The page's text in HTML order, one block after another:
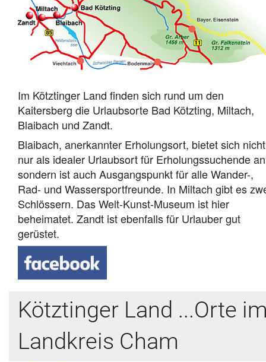
Im Kötztinger Land finden sich rund um den
Kaitersberg die Urlaubsorte Bad Kötzting, Miltach,
Blaibach und Zandt.
Blaibach, anerkannter Erholungsort, bietet sich nicht
nur als idealer Urlaubsort für Erholungssuchende
sondern ist auch Ausgangspunkt für alle Wander-,
Rad- und Wassersportfreunde. In Miltach gibt es
Schlössern. Das Welt-Kunst-Museum ist hier
beheimatet. Zandt ist ebenfalls für Urlauber gut
gerüstet.
Kötztinger Land ...Orte
Landkreis Cham